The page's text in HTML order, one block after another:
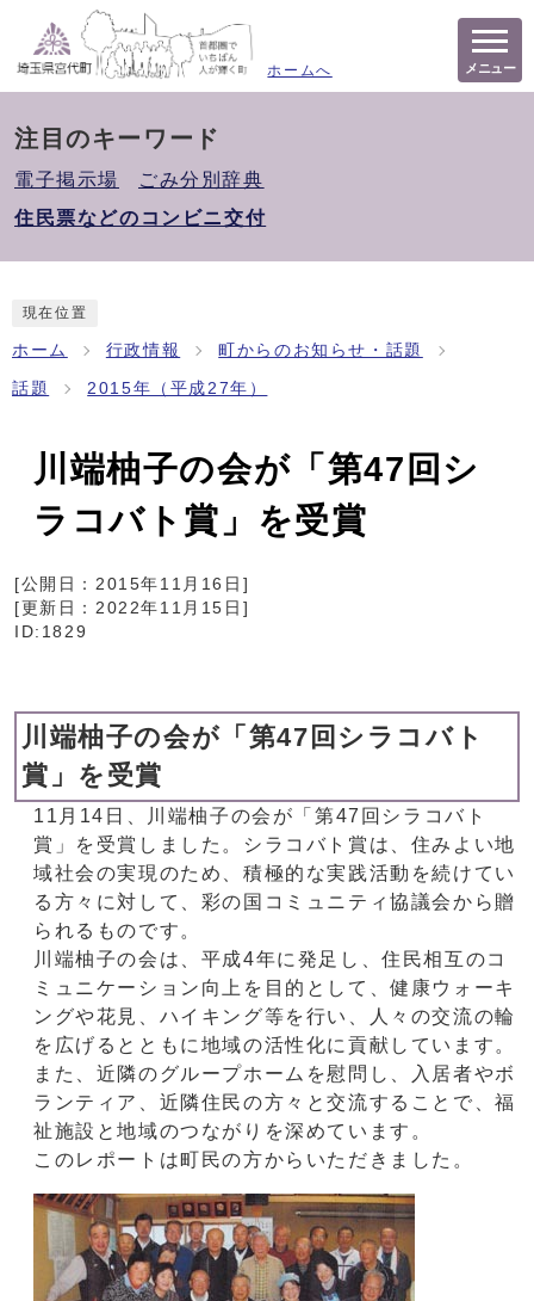
ホームへ メニュー
注目のキーワード
電子掲示場
ごみ分別辞典
住民票などのコンビニ交付
現在位置
ホーム 行政情報 町からのお知らせ・話題
話題 2015年（平成27年）
川端柚子の会が「第47回シ
ラコバト賞」を受賞
[公開日： 2015年11月16日 ]
[更新日： 2022年11月15日 ]
ID:1829
川端柚子の会が「第47回シラコバト
賞」を受賞
11月14日、川端柚子の会が「第47回シラコバト
賞」を受賞しました。シラコバト賞は、住みよい地
域社会の実現のため、積極的な実践活動を続けてい
る方々に対して、彩の国コミュニティ協議会から贈
られるものです。
川端柚子の会は、平成4年に発足し、住民相互のコ
ミュニケーション向上を目的として、健康ウォーキ
ングや花見、ハイキング等を行い、人々の交流の輪
を広げるとともに地域の活性化に貢献しています。
また、近隣のグループホームを慰問し、入居者やボ
ランティア、近隣住民の方々と交流することで、福
祉施設と地域のつながりを深めています。
このレポートは町民の方からいただきました。